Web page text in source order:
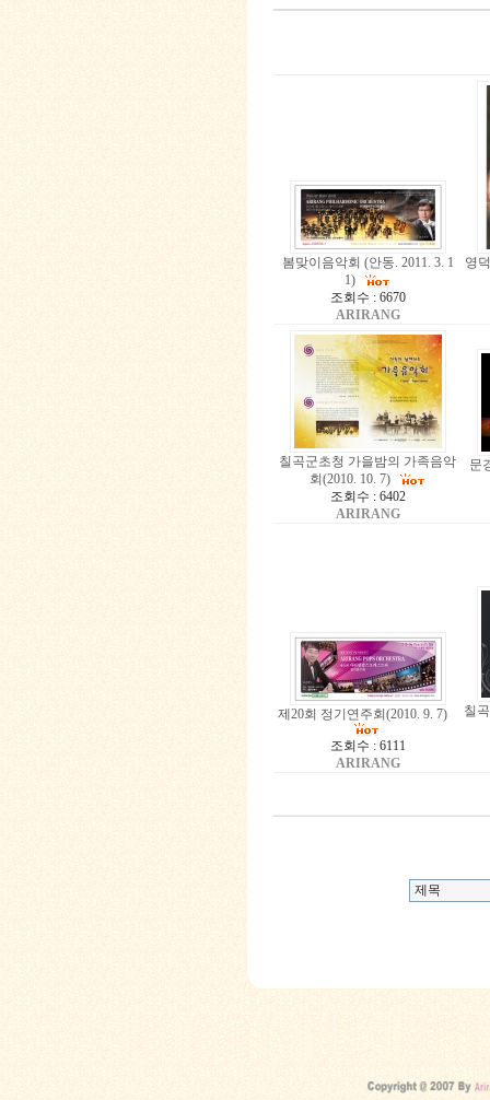
봄맞이음악회 (안동. 2011. 3. 1
1)
조회수 : 6670
ARIRANG
영
칠곡군초청 가을밤의 가족음악
회(2010. 10. 7)
조회수 : 6402
ARIRANG
문
제20회 정기연주회(2010. 9. 7)
조회수 : 6111
ARIRANG
칠